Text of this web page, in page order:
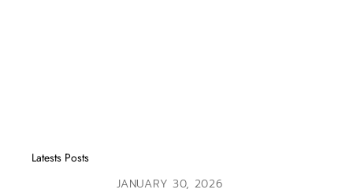
Latests Posts
JANUARY 30, 2026